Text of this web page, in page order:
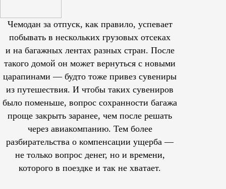
Чемодан за отпуск, как правило, успевает
побывать в нескольких грузовых отсеках
и на багажных лентах разных стран. После
такого домой он может вернуться с новыми
царапинами — будто тоже привез сувениры
из путешествия. И чтобы таких сувениров
было поменьше, вопрос сохранности багажа
проще закрыть заранее, чем после решать
через авиакомпанию. Тем более
разбирательства о компенсации ущерба —
не только вопрос денег, но и времени,
которого в поездке и так не хватает.